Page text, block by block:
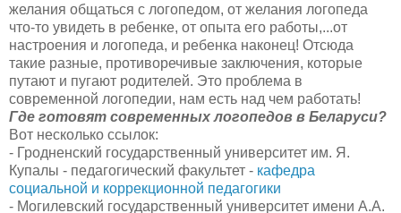
желания общаться с логопедом, от желания логопеда
что-то увидеть в ребенке, от опыта его работы,...от
настроения и логопеда, и ребенка наконец! Отсюда
такие разные, противоречивые заключения, которые
путают и пугают родителей. Это проблема в
современной логопедии, нам есть над чем работать!
Где готовят современных логопедов в Беларуси?
Вот несколько ссылок:
- Гродненский государственный университет им. Я.
Купалы - педагогический факультет - кафедра
социальной и коррекционной педагогики
- Могилевский государственный университет имени А.А.